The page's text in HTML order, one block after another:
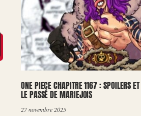
ONE PIECE CHAPITRE 1167 : SPOILERS
LE PASSÉ DE MARIEJOIS
27 novembre 2025